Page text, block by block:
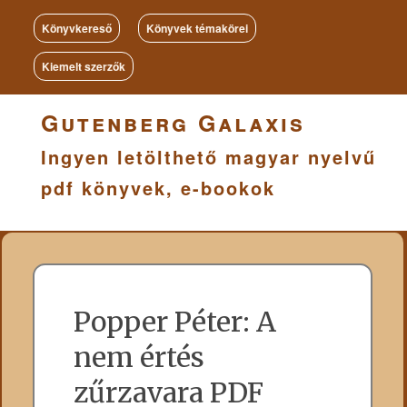
Könyvkereső Könyvek témakörei
Kiemelt szerzők
Gutenberg Galaxis
Ingyen letölthető magyar nyelvű
pdf könyvek, e-bookok
Popper Péter: A
nem értés
zűrzavara PDF